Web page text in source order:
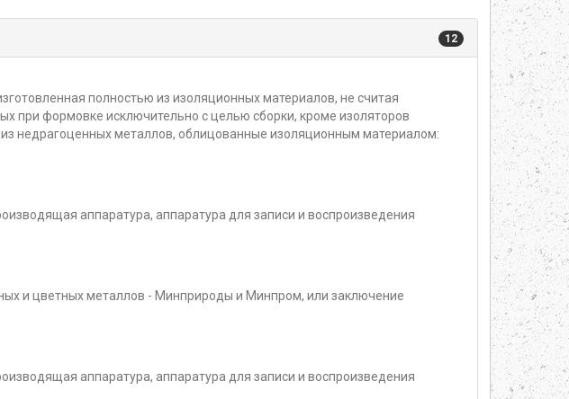
12
полностью из изоляционных материалов, не считая
при формовке исключительно с целью сборки, кроме изоляторов
недрагоценных металлов, облицованные изоляционным материалом:
аппаратура, аппаратура для записи и воспроизведения
и цветных металлов - Минприроды и Минпром, или заключение
аппаратура, аппаратура для записи и воспроизведения